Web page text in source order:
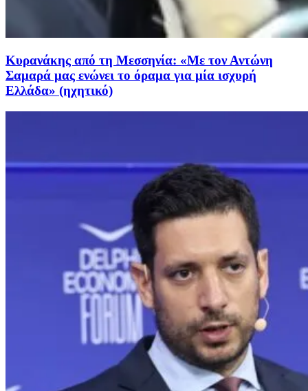
Κυρανάκης από τη Μεσσηνία: «Με τον Αντώνη
Σαμαρά μας ενώνει το όραμα για μία ισχυρή
Ελλάδα» (ηχητικό)